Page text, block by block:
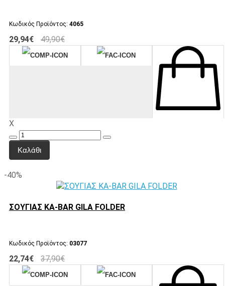
Κωδικός Προϊόντος: 4065
29,94€ 49,90€
X
Καλάθι
-40%
ΣΟΥΓΙΑΣ KA-BAR GILA FOLDER
Κωδικός Προϊόντος: 03077
22,74€ 37,90€